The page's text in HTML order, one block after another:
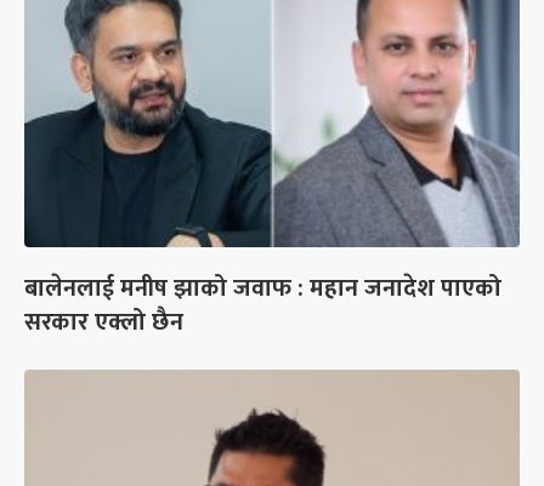
बालेनलाई मनीष झाको जवाफ : महान जनादेश पाएको
सरकार एक्लो छैन